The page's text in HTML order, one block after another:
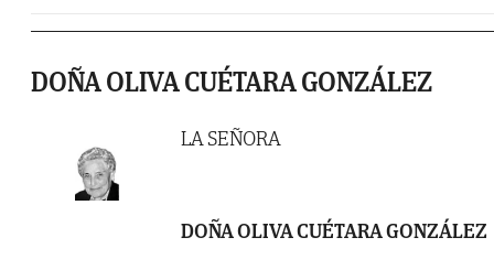
DOÑA OLIVA CUÉTARA GONZÁLEZ
LA SEÑORA
DOÑA OLIVA CUÉTARA GONZÁLEZ